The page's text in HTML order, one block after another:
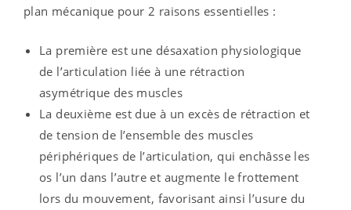
plan mécanique pour 2 raisons essentielles :
La première est une désaxation physiologique
de l’articulation liée à une rétraction
asymétrique des muscles
La deuxième est due à un excès de rétraction et
de tension de l’ensemble des muscles
périphériques de l’articulation, qui enchâsse les
os l’un dans l’autre et augmente le frottement
lors du mouvement, favorisant ainsi l’usure du